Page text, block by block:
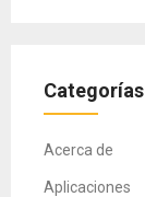
Categorías
Acerca de
Aplicaciones